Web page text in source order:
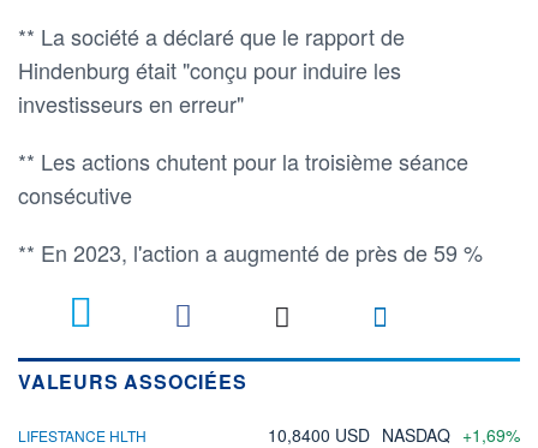
** La société a déclaré que le rapport de
Hindenburg était "conçu pour induire les
investisseurs en erreur"
** Les actions chutent pour la troisième séance
consécutive
** En 2023, l'action a augmenté de près de 59 %
VALEURS ASSOCIÉES
LIFESTANCE HLTH 10,8400 USD NASDAQ +1,69%